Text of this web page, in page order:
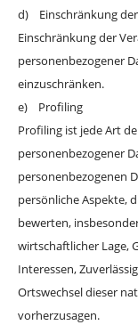
d) Einschränkung
Einschränkung der
personenbezogener
einzuschränken.
e) Profiling
Profiling ist jede Art
personenbezogener
personenbezogenen
persönliche Aspekte,
bewerten,
wirtschaftlicher Lage,
Interessen,
Ortswechsel dieser
vorherzusagen.